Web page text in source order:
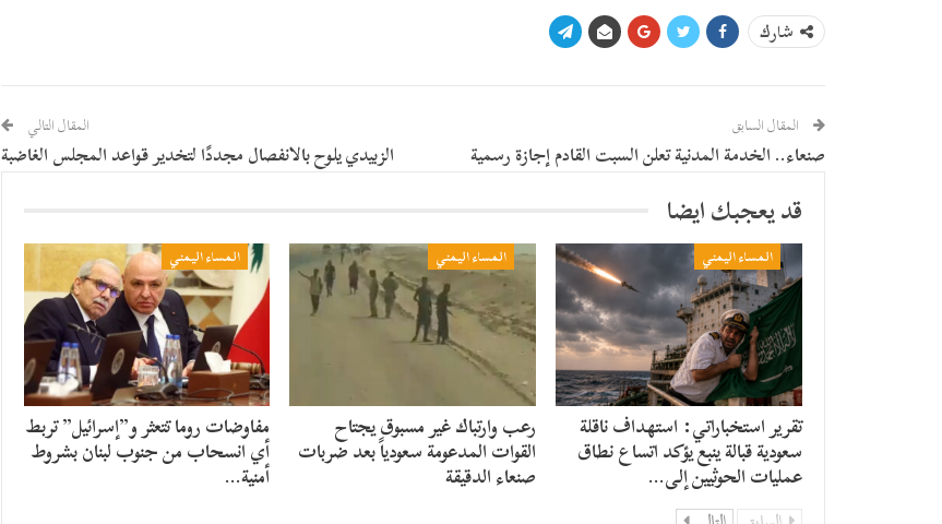
شارك
المقال السابق
صنعاء.. الخدمة المدنية تعلن السبت القادم إجازة رسمية
المقال التالي
الزبيدي يلوح بالانفصال مجددًا لتخدير قواعد المجلس الغاضبة
قد يعجبك ايضا
المساء اليمني
تقرير استخباراتي: استهداف ناقلة
سعودية قبالة ينبع يؤكد اتساع نطاق
عمليات الحوثيين إلى…
المساء اليمني
رعب وارتباك غير مسبوق يجتاح
القوات المدعومة سعودياً بعد ضربات
صنعاء الدقيقة
المساء اليمني
مفاوضات روما تتعثر و”إسرائيل” تربط
أي انسحاب من جنوب لبنان بشروط
أمنية…